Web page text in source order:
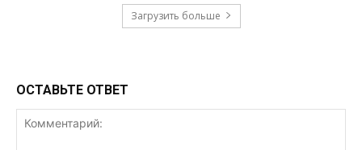
Загрузить больше
ОСТАВЬТЕ ОТВЕТ